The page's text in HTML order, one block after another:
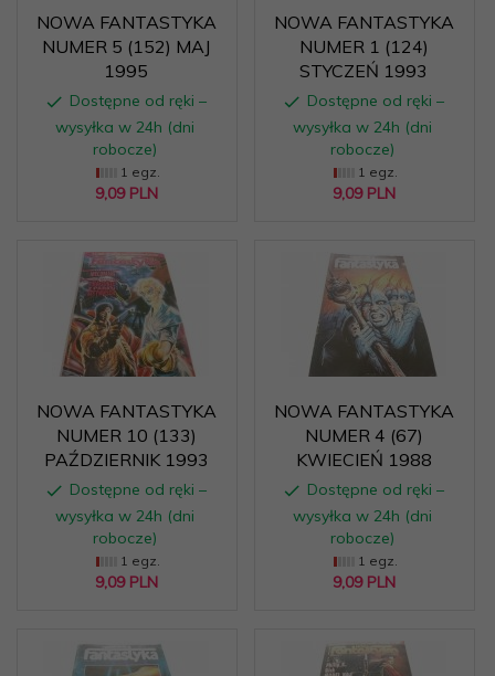
NOWA FANTASTYKA
NUMER 5 (152) MAJ
1995
Dostępne od ręki –
wysyłka w 24h (dni
robocze)
1 egz.
9,09 PLN
NOWA FANTASTYKA
NUMER 1 (124)
STYCZEŃ 1993
Dostępne od ręki –
wysyłka w 24h (dni
robocze)
1 egz.
9,09 PLN
NOWA FANTASTYKA
NUMER 10 (133)
PAŹDZIERNIK 1993
Dostępne od ręki –
wysyłka w 24h (dni
robocze)
1 egz.
9,09 PLN
NOWA FANTASTYKA
NUMER 4 (67)
KWIECIEŃ 1988
Dostępne od ręki –
wysyłka w 24h (dni
robocze)
1 egz.
9,09 PLN